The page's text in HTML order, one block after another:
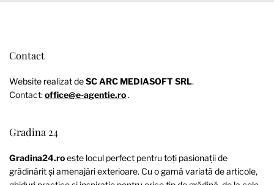
Contact
Website realizat deSC ARC MEDIASOFT SRL.
Contact:office@e-agentie.ro.
Gradina 24
Gradina24.roeste locul perfect pentru toți pasionații de
grădinărit și amenajări exterioare. Cu o gamă variată de articole,